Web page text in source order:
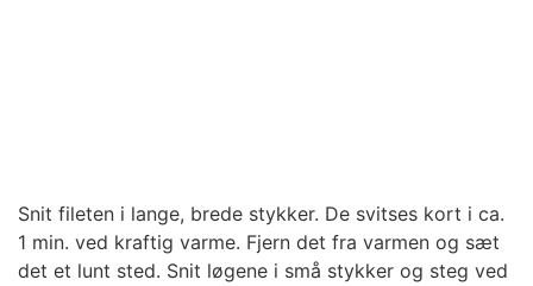
Snit fileten i lange, brede stykker. De svitses kort i ca.
1 min. ved kraftig varme. Fjern det fra varmen og sæt
det et lunt sted. Snit løgene i små stykker og steg ved